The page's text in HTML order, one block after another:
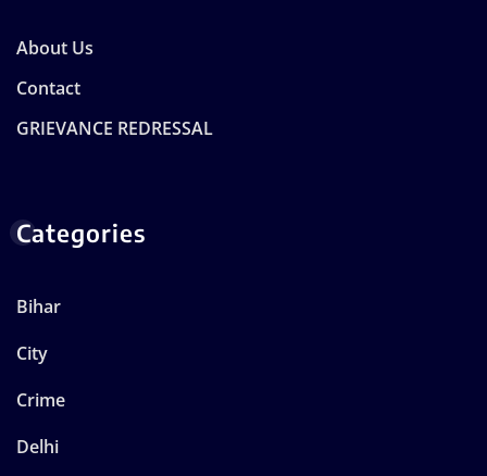
About Us
Contact
GRIEVANCE REDRESSAL
Categories
Bihar
City
Crime
Delhi